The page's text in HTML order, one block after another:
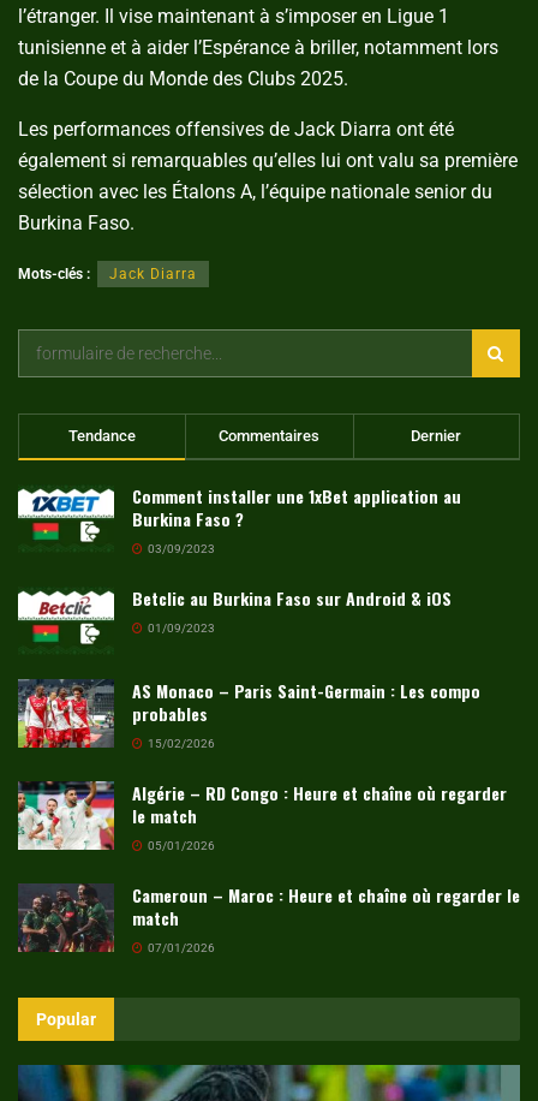
l’étranger. Il vise maintenant à s’imposer en Ligue 1
tunisienne et à aider l’Espérance à briller, notamment lors
de la Coupe du Monde des Clubs 2025.
Les performances offensives de Jack Diarra ont été
également si remarquables qu’elles lui ont valu sa première
sélection avec les Étalons A, l’équipe nationale senior du
Burkina Faso.
Mots-clés : Jack Diarra
Tendance Commentaires Dernier
Comment installer une 1xBet application au
Burkina Faso ?
03/09/2023
Betclic au Burkina Faso sur Android & iOS
01/09/2023
AS Monaco – Paris Saint-Germain : Les compo
probables
15/02/2026
Algérie – RD Congo : Heure et chaîne où regarder
le match
05/01/2026
Cameroun – Maroc : Heure et chaîne où regarder le
match
07/01/2026
Popular